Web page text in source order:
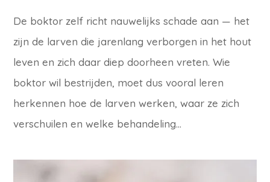
De boktor zelf richt nauwelijks schade aan — het
zijn de larven die jarenlang verborgen in het hout
leven en zich daar diep doorheen vreten. Wie
boktor wil bestrijden, moet dus vooral leren
herkennen hoe de larven werken, waar ze zich
verschuilen en welke behandeling...